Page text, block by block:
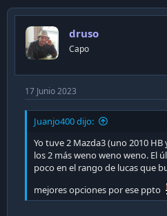
druso
Capo
17 Junio 2023
Juanjo400 dijo:
Yo tuve 2 Mazda3 (uno 2010
los 2 más weno weno weno. El
poco en el rango de lucas que
mejores opciones por ese ppto